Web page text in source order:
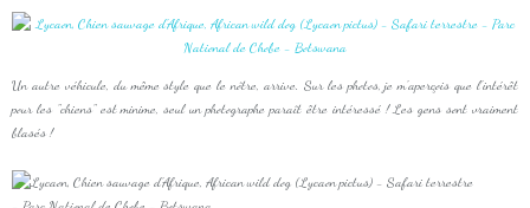
Un autre véhicule, du même style que le nôtre, arrive. Sur les photos, je m'aperçois que l'intérêt
pour les "chiens" est minime, seul un photographe paraît être intéressé ! Les gens sont vraiment
blasés !